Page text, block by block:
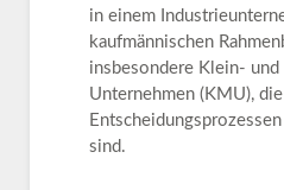
in einem
kaufmännischen
insbesondere Klein-
Unternehmen (KMU),
sind.